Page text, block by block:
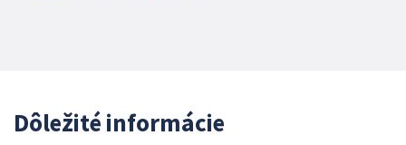
Dôležité informácie